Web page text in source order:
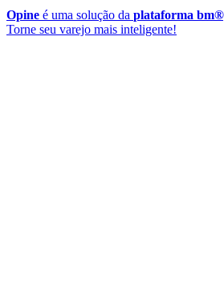
Opine é uma solução da plataforma
Torne seu varejo mais inteligente!